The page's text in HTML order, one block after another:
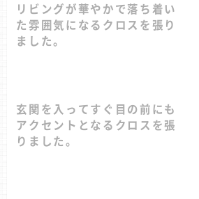
リビングが華やかで落ち着い
た雰囲気になるクロスを張り
ました。
玄関を入ってすぐ目の前にも
アクセントとなるクロスを張
りました。